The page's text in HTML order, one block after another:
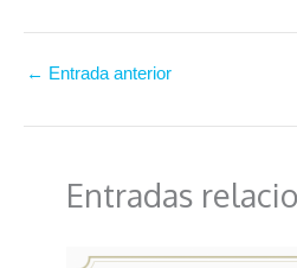
← Entrada anterior
Entradas